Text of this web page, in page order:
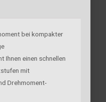
bei kompakter
Ihnen einen schnellen
mit
Drehmoment-